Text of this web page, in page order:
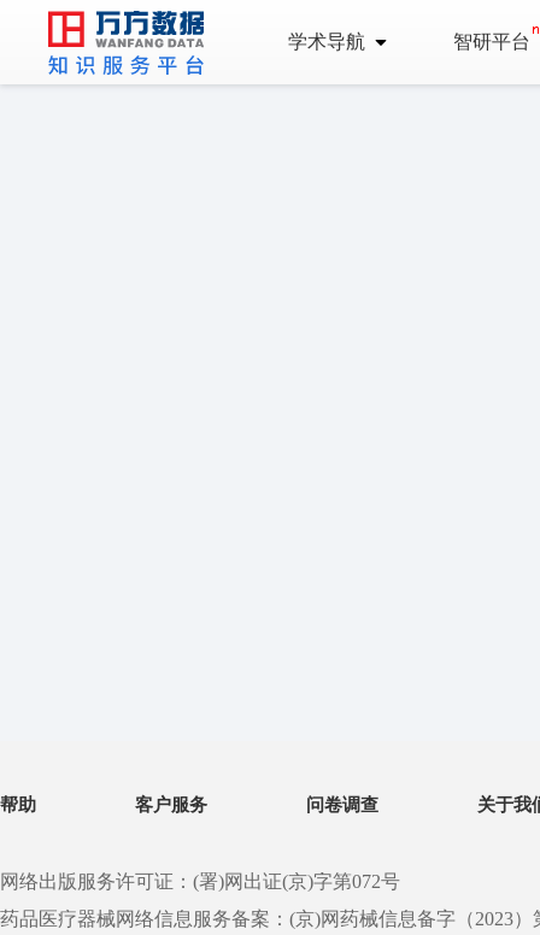
学术导航 智研平台
帮助 客户服务 问卷调查 关于我
网络出版服务许可证：(署)网出证(京)字第072号
药品医疗器械网络信息服务备案：(京)网药械信息备字（2023）